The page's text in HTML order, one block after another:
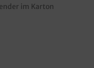
im Karton